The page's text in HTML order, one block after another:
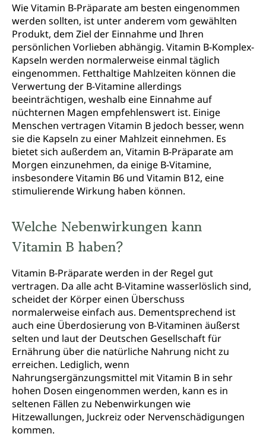
Wie Vitamin B-Präparate am besten eingenommen
werden sollten, ist unter anderem vom gewählten
Produkt, dem Ziel der Einnahme und Ihren
persönlichen Vorlieben abhängig. Vitamin B-Komplex-
Kapseln werden normalerweise einmal täglich
eingenommen. Fetthaltige Mahlzeiten können die
Verwertung der B-Vitamine allerdings
beeinträchtigen, weshalb eine Einnahme auf
nüchternen Magen empfehlenswert ist. Einige
Menschen vertragen Vitamin B jedoch besser, wenn
sie die Kapseln zu einer Mahlzeit einnehmen. Es
bietet sich außerdem an, Vitamin B-Präparate am
Morgen einzunehmen, da einige B-Vitamine,
insbesondere Vitamin B6 und Vitamin B12, eine
stimulierende Wirkung haben können.
Welche Nebenwirkungen kann
Vitamin B haben?
Vitamin B-Präparate werden in der Regel gut
vertragen. Da alle acht B-Vitamine wasserlöslich sind,
scheidet der Körper einen Überschuss
normalerweise einfach aus. Dementsprechend ist
auch eine Überdosierung von B-Vitaminen äußerst
selten und laut der Deutschen Gesellschaft für
Ernährung über die natürliche Nahrung nicht zu
erreichen. Lediglich, wenn
Nahrungsergänzungsmittel mit Vitamin B in sehr
hohen Dosen eingenommen werden, kann es in
seltenen Fällen zu Nebenwirkungen wie
Hitzewallungen, Juckreiz oder Nervenschädigungen
kommen.